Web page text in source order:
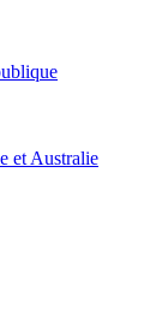
et Australie